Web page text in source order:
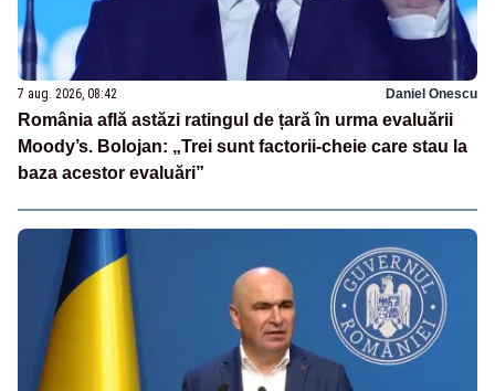
7 aug. 2026, 08:42 Daniel Onescu
România află astăzi ratingul de țară în urma evaluării
Moody’s. Bolojan: „Trei sunt factorii-cheie care stau la
baza acestor evaluări”